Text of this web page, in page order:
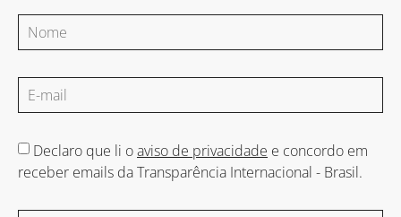
Declaro que li oaviso de privacidade e concordo em
receber emails da Transparência Internacional - Brasil.